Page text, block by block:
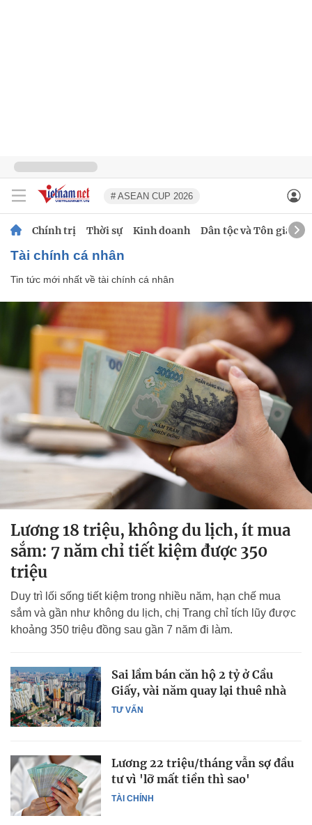
# ASEAN CUP 2026
Chính trị Thời sự Kinh doanh Dân tộc và Tôn giáo
tài chính cá nhân
Tin tức mới nhất về tài chính cá nhân
Lương 18 triệu, không du lịch, ít mua
sắm: 7 năm chỉ tiết kiệm được 350
triệu
Duy trì lối sống tiết kiệm trong nhiều năm, hạn chế mua
sắm và gần như không du lịch, chị Trang chỉ tích lũy được
khoảng 350 triệu đồng sau gần 7 năm đi làm.
TƯ VẤN
Sai lầm bán căn hộ 2 tỷ ở Cầu
Giấy, vài năm quay lại thuê nhà
TÀI CHÍNH
Lương 22 triệu/tháng vẫn sợ đầu
tư vì 'lỡ mất tiền thì sao'